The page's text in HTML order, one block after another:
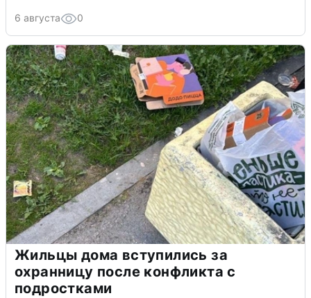
6 августа 0
Жильцы дома вступились за
охранницу после конфликта с
подростками